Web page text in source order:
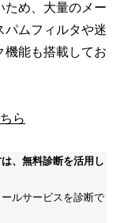
ため、大量のメー
パムフィルタや迷
機能も搭載してお
ら
、無料診断を活用し
ルサービスを診断で